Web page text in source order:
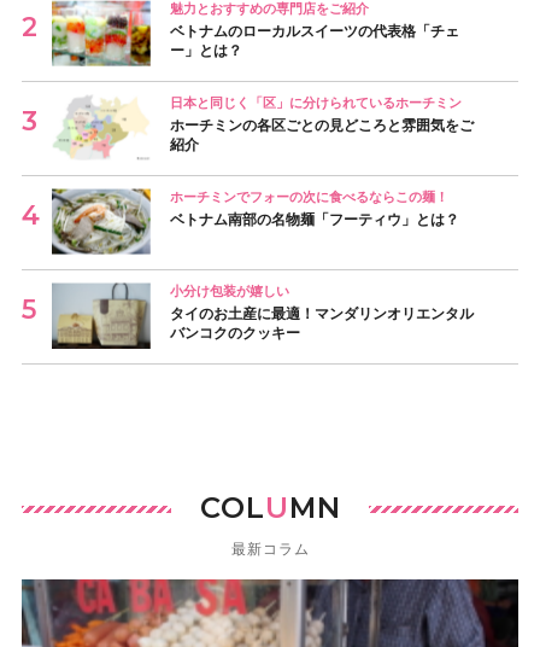
魅力とおすすめの専門店をご紹介
ベトナムのローカルスイーツの代表格「チェ
ー」とは？
日本と同じく「区」に分けられているホーチミン
ホーチミンの各区ごとの見どころと雰囲気をご
紹介
ホーチミンでフォーの次に食べるならこの麺！
ベトナム南部の名物麺「フーティウ」とは？
小分け包装が嬉しい
タイのお土産に最適！マンダリンオリエンタル
バンコクのクッキー
COLUMN
最新コラム